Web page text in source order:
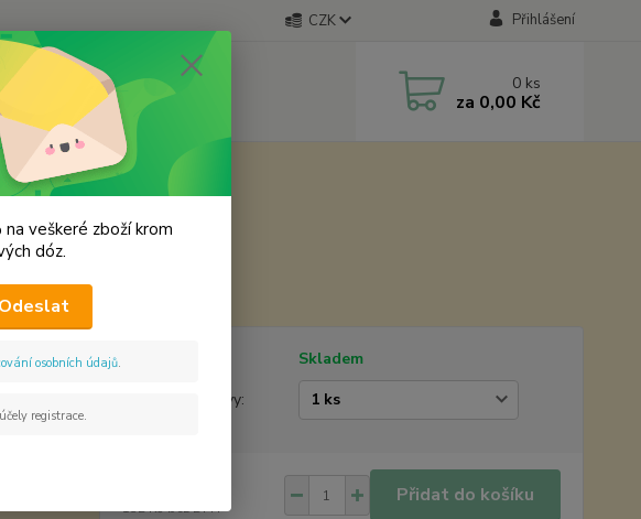
CZK Přihlášení
0 ks
za 0,00 Kč
Skladem
Množstevní slevy:
132 Kč bez DPH
Přidat do košíku
veškeré zboží krom
dóz.
Odeslat
osobních údajů.
registrace.